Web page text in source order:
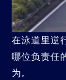
在泳道里逆
哪位负责任
为。